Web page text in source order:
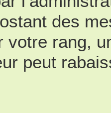
des
votre rang,
peut